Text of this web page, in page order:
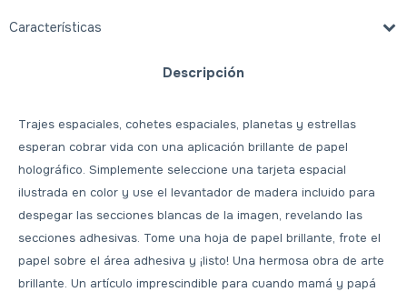
Características
Descripción
Trajes espaciales, cohetes espaciales, planetas y estrellas
esperan cobrar vida con una aplicación brillante de papel
holográfico. Simplemente seleccione una tarjeta espacial
ilustrada en color y use el levantador de madera incluido para
despegar las secciones blancas de la imagen, revelando las
secciones adhesivas. Tome una hoja de papel brillante, frote el
papel sobre el área adhesiva y ¡listo! Una hermosa obra de arte
brillante. Un artículo imprescindible para cuando mamá y papá